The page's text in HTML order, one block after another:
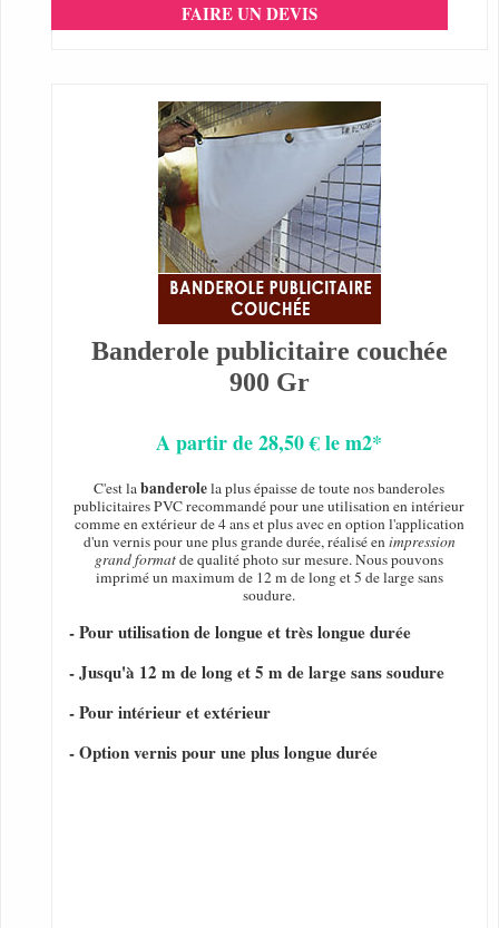
FAIRE UN DEVIS
Banderole publicitaire couchée
900 Gr
A partir de 28,50 € le m2*
C'est labanderolela plus épaisse de toute nos banderoles
publicitaires PVC recommandé pour une utilisation en intérieur
comme en extérieur de 4 ans et plus avec en option l'application
d'un vernis pour une plus grande durée, réalisé enimpression
grand formatde qualité photo sur mesure. Nous pouvons
imprimé un maximum de 12 m de long et 5 de large sans
soudure.
- Pour utilisation de longue et très longue durée
- Jusqu'à 12 m de long et 5 m de large sans soudure
- Pour intérieur et extérieur
- Option vernis pour une plus longue durée